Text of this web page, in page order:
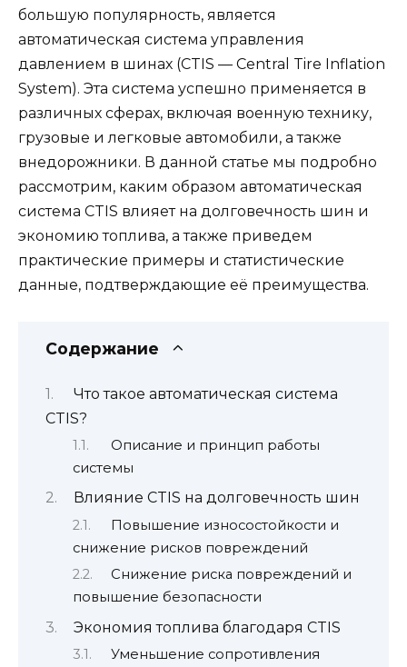
большую популярность, является
автоматическая система управления
давлением в шинах (CTIS — Central Tire Inflation
System). Эта система успешно применяется в
различных сферах, включая военную технику,
грузовые и легковые автомобили, а также
внедорожники. В данной статье мы подробно
рассмотрим, каким образом автоматическая
система CTIS влияет на долговечность шин и
экономию топлива, а также приведем
практические примеры и статистические
данные, подтверждающие её преимущества.
Содержание
Что такое автоматическая система
CTIS?
Описание и принцип работы
системы
Влияние CTIS на долговечность шин
Повышение износостойкости и
снижение рисков повреждений
Снижение риска повреждений и
повышение безопасности
Экономия топлива благодаря CTIS
Уменьшение сопротивления